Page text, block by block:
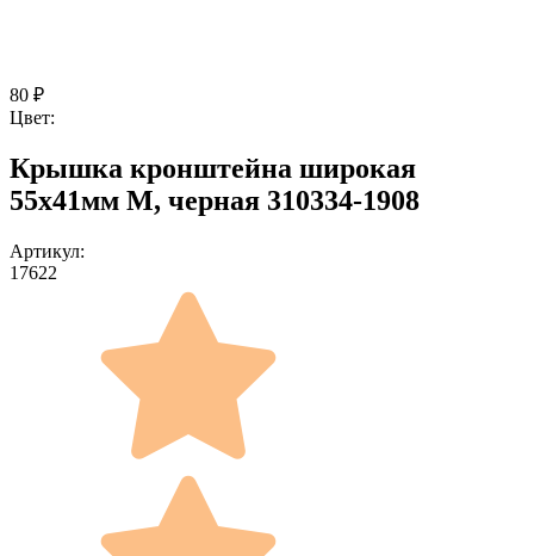
80 ₽
Цвет:
Крышка кронштейна широкая
55x41мм M, черная 310334-1908
Артикул:
17622